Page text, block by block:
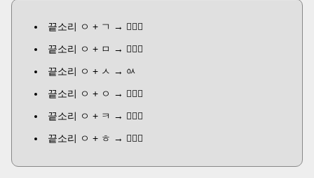
끝소리 ㅇ + ㄱ → ᅟᅠᇬ
끝소리 ㅇ + ㅁ → ᅟᅠퟵ
끝소리 ㅇ + ㅅ → ㆂ
끝소리 ㅇ + ㅇ → ᅟᅠᇮ
끝소리 ㅇ + ㅋ → ᅟᅠᇯ
끝소리 ㅇ + ㅎ → ᅟᅠퟶ